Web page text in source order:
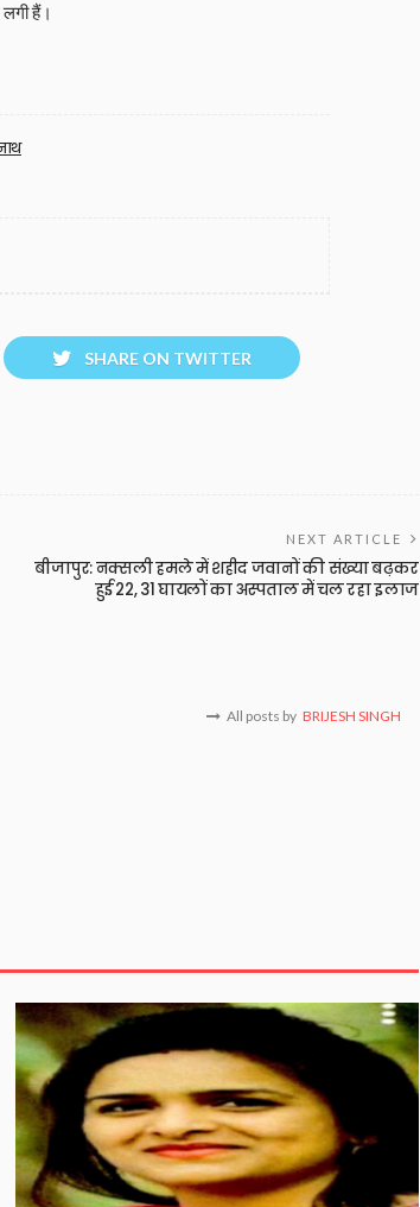
लगी हैं।
SHARE ON TWITTER
NEXT ARTICLE
बीजापुर: नक्सली हमले में शहीद जवानों की संख्या बढ़कर
हुई 22, 31 घायलों का अस्पताल में चल रहा इलाज
All posts by BRIJESH SINGH